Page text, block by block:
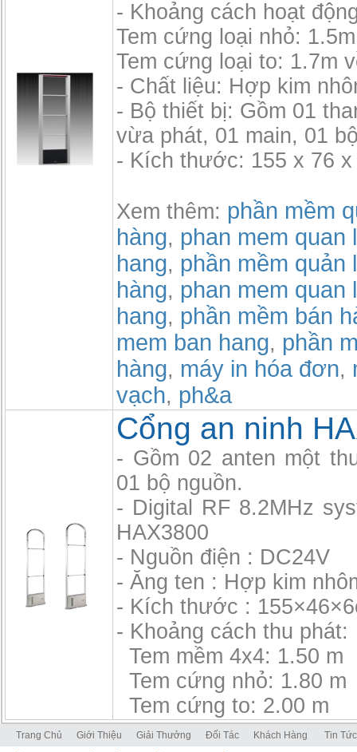
- Khoảng cách hoạt
Tem cứng loại nhỏ:
Tem cứng loại to: 1.7m
- Chất liệu: Hợp kim
- Bộ thiết bị: Gồm 01
vừa phát, 01 main, 01
- Kích thước: 155 x 76 x
Xem thêm: phần mềm
hàng, phan mem quan
hang, phần mềm quản
hàng, phan mem quan
hang, phần mềm bán
mem ban hang, phần
hàng, máy in hóa đơn,
vạch, ph&a
Cổng an ninh
- Gồm 02 anten một
01 bộ nguồn.
- Digital RF 8.2MHz
HAX3800
- Nguồn điện : DC24V
- Ăng ten : Hợp kim
- Kích thước :
- Khoảng cách thu phát:
Tem mềm 4x4: 1.50 m
Tem cứng nhỏ: 1.80 m
Tem cứng to: 2.00 m
Trang Chủ Giới Thiệu Giải Thưởng Đối Tác Khách Hàng Tin Tức